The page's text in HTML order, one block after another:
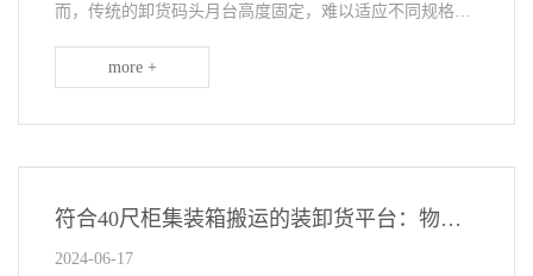
而，传统的卸货码头月台高度固定，难以适应不同规格大
小的货车。为了解决这一难题，可调式装卸货平台应运而
生。这种平台通过预留基坑进行安装，能够实现高度的灵
more +
符合40尺柜集装箱搬运的装卸货平台：物流行业的得力助手
2024-06-17